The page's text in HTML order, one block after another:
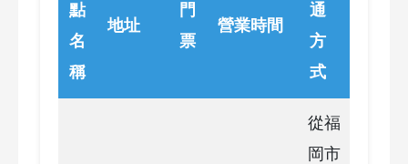
點
名
稱
地址
門
票
營業時間
通
方
式
從福
岡市